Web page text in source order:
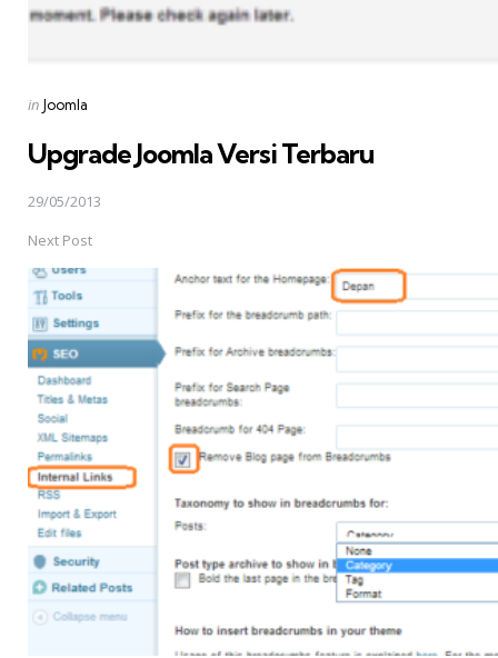
Posted
in Joomla
Upgrade Joomla Versi Terbaru
29/05/2013
Next Post